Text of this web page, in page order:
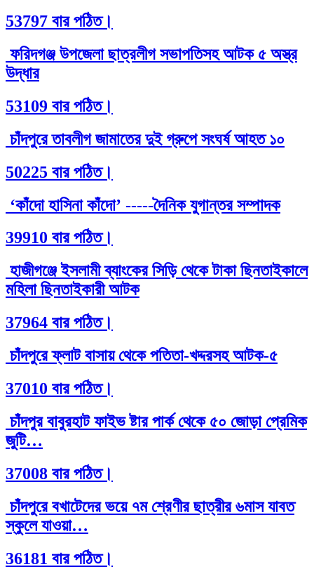
53797 বার পঠিত।
ফরিদগঞ্জ উপজেলা ছাত্রলীগ সভাপতিসহ আটক ৫ অস্ত্র
উদ্ধার
53109 বার পঠিত।
চাঁদপুরে তাবলীগ জামাতের দুই গ্রুপে সংঘর্ষ আহত ১০
50225 বার পঠিত।
‘কাঁদো হাসিনা কাঁদো’ -----দৈনিক যুগান্তর সম্পাদক
39910 বার পঠিত।
হাজীগঞ্জে ইসলামী ব্যাংকের সিড়ি থেকে টাকা ছিনতাইকালে
মহিলা ছিনতাইকারী আটক
37964 বার পঠিত।
চাঁদপুরে ফ্লাট বাসায় থেকে পতিতা-খদ্দরসহ আটক-৫
37010 বার পঠিত।
চাঁদপুর বাবুরহাট ফাইভ ষ্টার পার্ক থেকে ৫০ জোড়া প্রেমিক
জুটি…
37008 বার পঠিত।
চাঁদপুরে বখাটেদের ভয়ে ৭ম শ্রেণীর ছাত্রীর ৬মাস যাবত
স্কুলে যাওয়া…
36181 বার পঠিত।